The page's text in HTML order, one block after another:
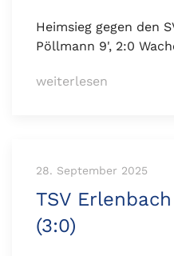
Heimsieg gegen den
Pöllmann 9', 2:0
weiterlesen
28. September 2025
TSV
(3:0)